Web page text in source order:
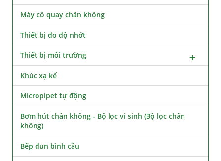
Máy cô quay chân không
Thiết bị đo độ nhớt
Thiết bị môi trường
Khúc xạ kế
Micropipet tự động
Bơm hút chân không - Bộ lọc vi sinh (Bộ lọc chân
không)
Bếp đun bình cầu